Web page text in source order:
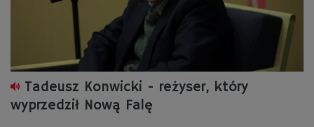
Tadeusz Konwicki - reżyser, który
wyprzedził Nową Falę